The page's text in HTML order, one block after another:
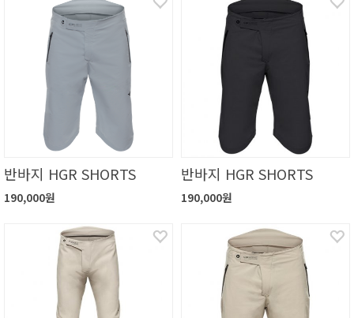
반바지 HGR SHORTS
190,000원
반바지 HGR SHORTS
190,000원